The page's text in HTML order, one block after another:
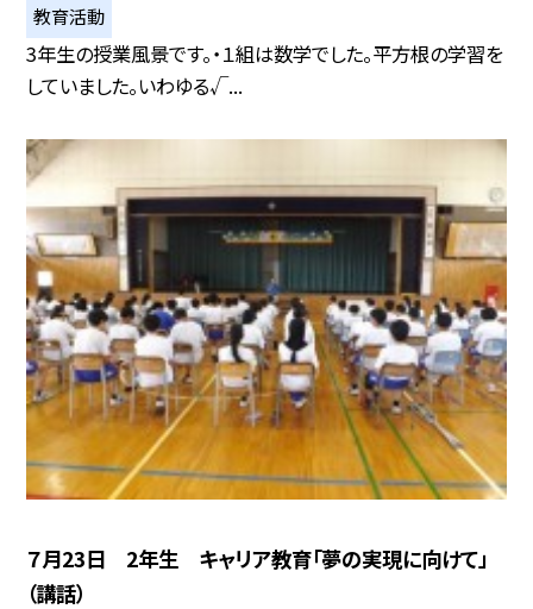
教育活動
3年生の授業風景です。・１組は数学でした。平方根の学習を
していました。いわゆる√...
７月23日 2年生 キャリア教育「夢の実現に向けて」
（講話）